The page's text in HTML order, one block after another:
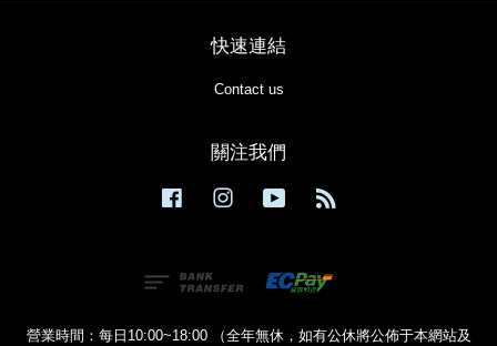
快速連結
Contact us
關注我們
Facebook Instagram YouTube
營業時間：每日10:00~18:00 （全年無休，如有公休將公佈于本網站及